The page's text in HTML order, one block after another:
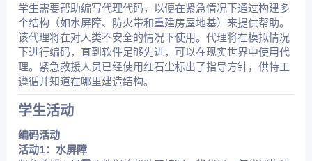
学生需要帮助编写代理代码，以便在紧急情况下通过构建多
个结构（如水屏障、防火带和重建房屋地基）来提供帮助。
该代理将在对人类不安全的情况下使用。代理将在模拟情况
下进行编码，直到软件足够先进，可以在现实世界中使用代
理。紧急救援人员已经使用红石尘标出了指导方针，供特工
遵循并知道在哪里建造结构。
学生活动​
编码活动
活动1：水屏障